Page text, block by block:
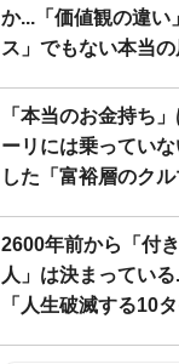
か...「価値観の違い
ス」でもない本当の
「本当のお金持ち
ーリには乗ってい
した「富裕層のク
2600年前から「付
人」は決まってい
「人生破滅する10タ